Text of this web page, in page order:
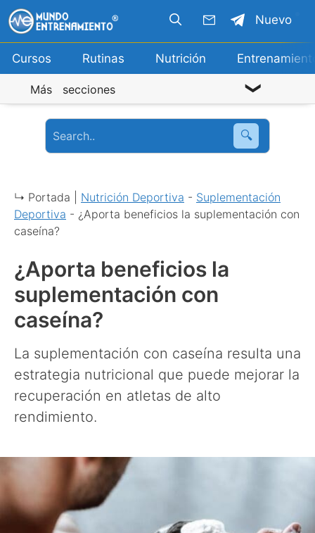
Saltar
al
contenido
Cursos Rutinas Nutrición
Nuevo
Más secciones
🔍
↳ Portada | Nutrición Deportiva - Suplementación
Deportiva - ¿Aporta beneficios la suplementación con
caseína?
¿Aporta beneficios la
suplementación con
caseína?
La suplementación con caseína resulta una
estrategia nutricional que puede mejorar la
recuperación en atletas de alto
rendimiento.